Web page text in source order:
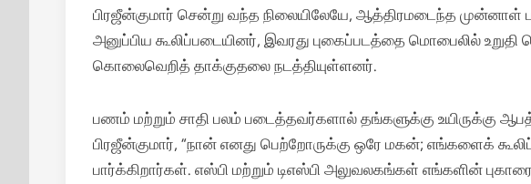
பிரஜீன்குமார் சென்று வந்த நிலையிலேயே, ஆத்திரமடைந்த
அனுப்பிய கூலிப்படையினர், இவரது புகைப்படத்தை மொபைலில் உறுதி
கொலைவெறித் தாக்குதலை நடத்தியுள்ளனர்.
பணம் மற்றும் சாதி பலம் படைத்தவர்களால் தங்களுக்கு உயிருக்கு
பிரஜீன்குமார், “நான் எனது பெற்றோருக்கு ஒரே மகன்; எங்களைக்
பார்க்கிறார்கள். எஸ்பி மற்றும் டிஎஸ்பி அலுவலகங்கள் எங்களின்